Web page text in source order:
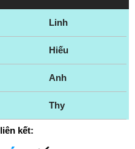
Linh
Hiếu
Anh
Thy
kết: